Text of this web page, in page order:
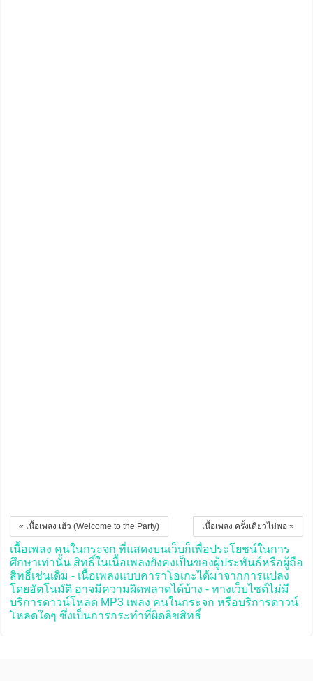
เนื้อเพลง ครั้งเดียวไม่พอ »
« เนื้อเพลง เฮ้ว (Welcome to the Party)
เนื้อเพลง คนในกระจก ที่แสดงบนเว็บก็เพื่อประโยชน์ในการ
ศึกษาเท่านั้น สิทธิ์ในเนื้อเพลงยังคงเป็นของผู้ประพันธ์หรือผู้ถือ
สิทธิ์เช่นเดิม - เนื้อเพลงแบบคาราโอเกะได้มาจากการแปลง
โดยอัตโนมัติ อาจมีความผิดพลาดได้บ้าง - ทางเว็บไซต์ไม่มี
บริการดาวน์โหลด MP3 เพลง คนในกระจก หรือบริการดาวน์
โหลดใดๆ ซึ่งเป็นการกระทำที่ผิดลิขสิทธิ์